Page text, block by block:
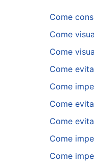
Come
Come
Come
Come
Come
Come
Come
Come
Come